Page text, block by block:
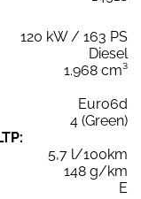
120 kW / 163 PS
Diesel
1.968 cm³
Euro6d
4 (Green)
5,7 l/100km
148 g/km
E